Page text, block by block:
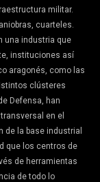
militar.
cuarteles.
una industria que
instituciones así
aragonés, como las
clústeres
Defensa, han
en el
de la base industrial
que los centros de
de herramientas
de todo lo